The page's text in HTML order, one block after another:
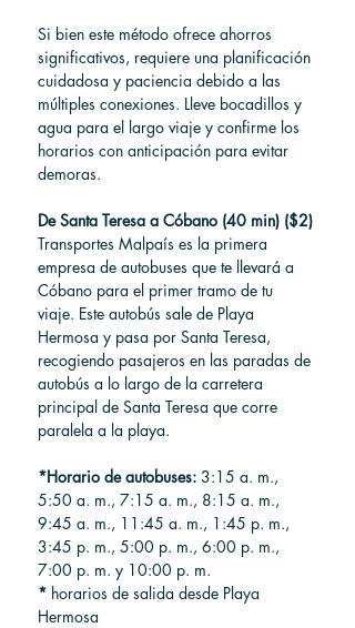
Si bien este método ofrece ahorros
significativos, requiere una planificación
cuidadosa y paciencia debido a las
múltiples conexiones. Lleve bocadillos y
agua para el largo viaje y confirme los
horarios con anticipación para evitar
demoras.
De Santa Teresa a Cóbano (40 min) ($2)
Transportes Malpaís es la primera
empresa de autobuses que te llevará a
Cóbano para el primer tramo de tu
viaje. Este autobús sale de Playa
Hermosa y pasa por Santa Teresa,
recogiendo pasajeros en las paradas de
autobús a lo largo de la carretera
principal de Santa Teresa que corre
paralela a la playa.
*Horario de autobuses: 3:15 a. m.,
5:50 a. m., 7:15 a. m., 8:15 a. m.,
9:45 a. m., 11:45 a. m., 1:45 p. m.,
3:45 p. m., 5:00 p. m., 6:00 p. m.,
7:00 p. m. y 10:00 p. m.
* horarios de salida desde Playa
Hermosa